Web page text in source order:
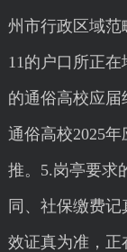
州市行政区域范
11的户口所正
的通俗高校应
通俗高校2025
推。5.岗亭要求
同、社保缴费
效证真为准，